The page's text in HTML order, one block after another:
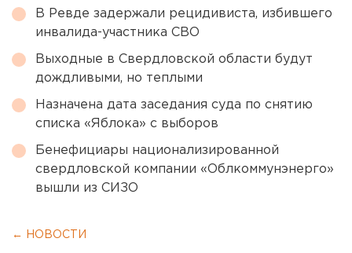
В Ревде задержали рецидивиста, избившего
инвалида-участника СВО
Выходные в Свердловской области будут
дождливыми, но теплыми
Назначена дата заседания суда по снятию
списка «Яблока» с выборов
Бенефициары национализированной
свердловской компании «Облкоммунэнерго»
вышли из СИЗО
← НОВОСТИ